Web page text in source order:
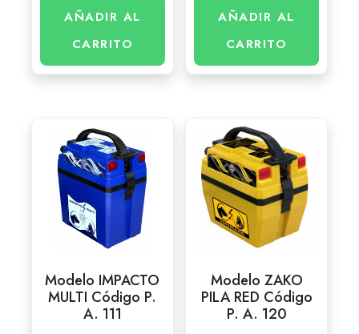
AÑADIR AL
CARRITO
AÑADIR AL
CARRITO
Modelo IMPACTO
MULTI Código P.
A. 111
Modelo ZAKO
PILA RED Código
P. A. 120